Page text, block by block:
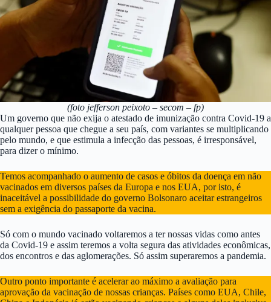
(foto jefferson peixoto – secom – fp)
Um governo que não exija o atestado de imunização contra Covid-19 a
qualquer pessoa que chegue a seu país, com variantes se multiplicando
pelo mundo, e que estimula a infecção das pessoas, é irresponsável,
para dizer o mínimo.
Temos acompanhado o aumento de casos e óbitos da doença em não
vacinados em diversos países da Europa e nos EUA, por isto, é
inaceitável a possibilidade do governo Bolsonaro aceitar estrangeiros
sem a exigência do passaporte da vacina.
Só com o mundo vacinado voltaremos a ter nossas vidas como antes
da Covid-19 e assim teremos a volta segura das atividades econômicas,
dos encontros e das aglomerações. Só assim superaremos a pandemia.
Outro ponto importante é acelerar ao máximo a avaliação para
aprovação da vacinação de nossas crianças. Países como EUA, Chile,